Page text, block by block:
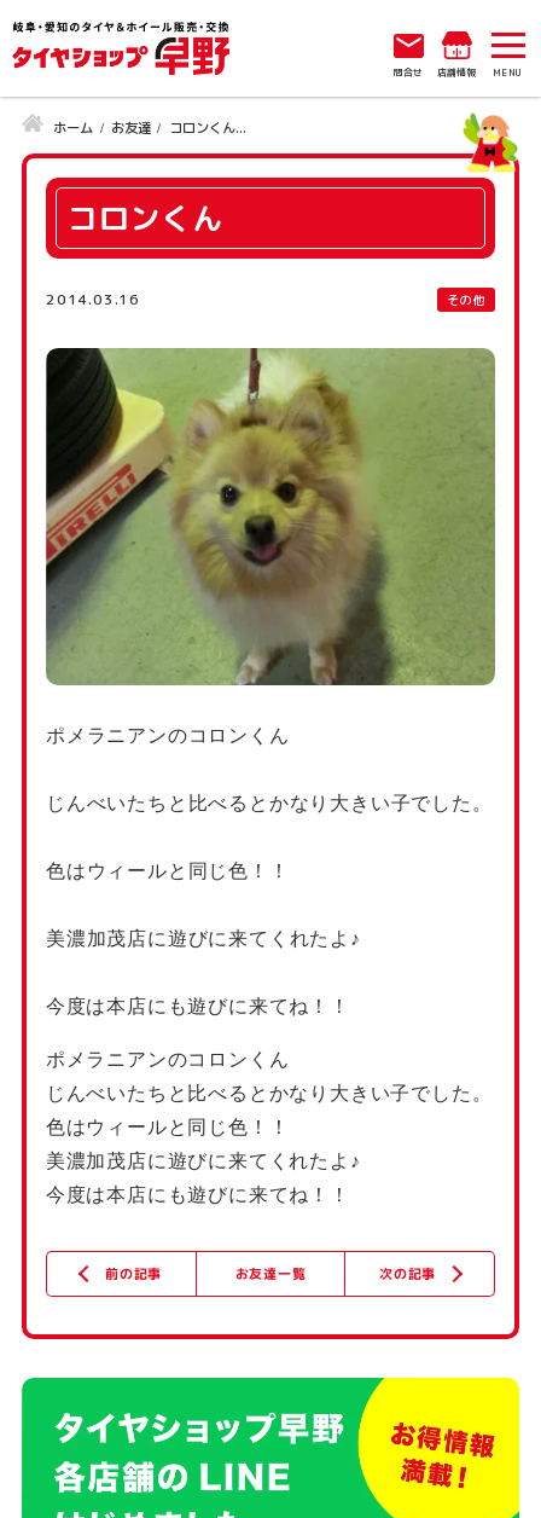
問合せ 店舗情報
ホーム お友達 コロンくん...
コロンくん
2014.03.16 その他
ポメラニアンのコロンくん
じんべいたちと比べるとかなり大きい子でした。
色はウィールと同じ色！！
美濃加茂店に遊びに来てくれたよ♪
今度は本店にも遊びに来てね！！
ポメラニアンのコロンくん
じんべいたちと比べるとかなり大きい子でした。
色はウィールと同じ色！！
美濃加茂店に遊びに来てくれたよ♪
今度は本店にも遊びに来てね！！
前の記事 次の記事
お友達一覧